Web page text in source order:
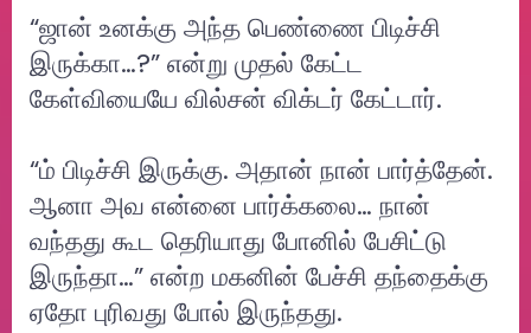
“ஜான் உனக்கு அந்த பெண்ணை பிடிச்சி
இருக்கா…?” என்று முதல் கேட்ட
கேள்வியையே வில்சன் விக்டர் கேட்டார்.
“ம் பிடிச்சி இருக்கு. அதான் நான் பார்த்தேன்.
ஆனா அவ என்னை பார்க்கலை… நான்
வந்தது கூட தெரியாது போனில் பேசிட்டு
இருந்தா…” என்ற மகனின் பேச்சி தந்தைக்கு
ஏதோ புரிவது போல் இருந்தது.